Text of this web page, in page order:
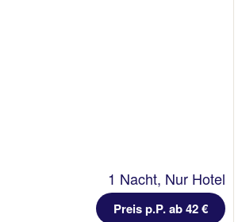
1 Nacht, Nur Hotel
Preis p.P. ab 42 €